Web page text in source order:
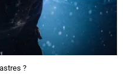
?